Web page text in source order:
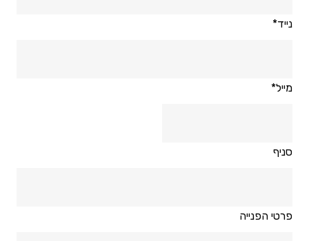
נייד*
מייל*
סניף
פרטי הפנייה